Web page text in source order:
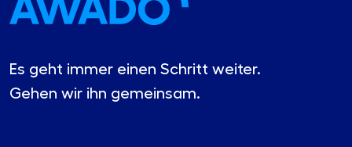
Es geht immer einen Schritt weiter.
Gehen wir ihn gemeinsam.